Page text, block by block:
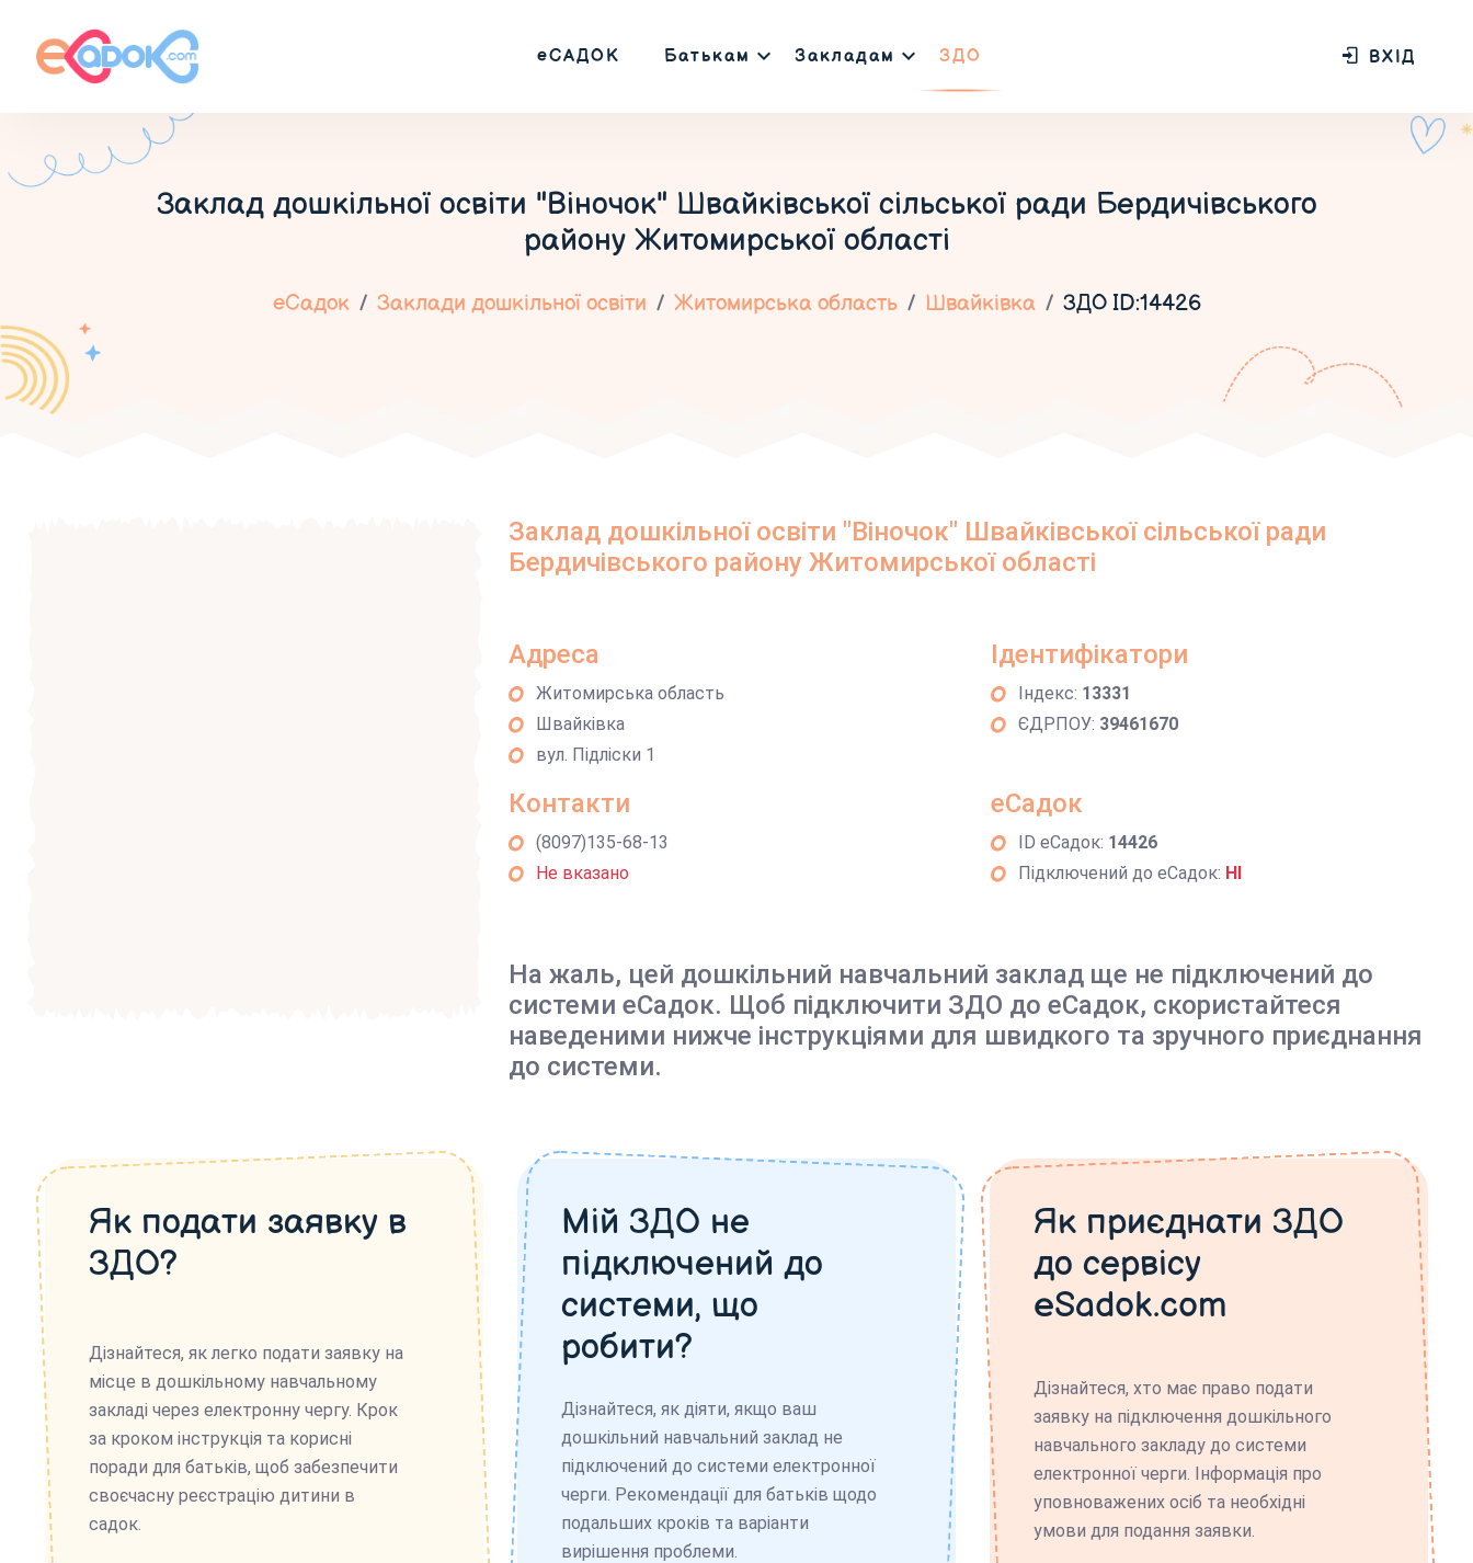
еСАДОК Батькам Закладам ЗДО ВХІД
Заклад дошкільної освіти "Віночок" Швайківської сільської ради Бердичівського
району Житомирської області
еСадок Заклади дошкільної освіти Житомирська область Швайківка ЗДО ID:14426
Заклад дошкільної освіти "Віночок" Швайківської сільської ради
Бердичівського району Житомирської області
Адреса
Житомирська область
Швайківка
вул. Підліски 1
Ідентифікатори
Індекс: 13331
ЄДРПОУ: 39461670
Контакти
(8097)135-68-13
Не вказано
еСадок
ID еСадок: 14426
Підключений до еСадок: НІ
На жаль, цей дошкільний навчальний заклад ще не підключений до
системи еСадок. Щоб підключити ЗДО до еСадок, скористайтеся
наведеними нижче інструкціями для швидкого та зручного приєднання
до системи.
Як подати заявку в
ЗДО?
Дізнайтеся, як легко подати заявку на
місце в дошкільному навчальному
закладі через електронну чергу. Крок
за кроком інструкція та корисні
поради для батьків, щоб забезпечити
своєчасну реєстрацію дитини в
садок.
Мій ЗДО не
підключений до
системи, що
робити?
Дізнайтеся, як діяти, якщо ваш
дошкільний навчальний заклад не
підключений до системи електронної
черги. Рекомендації для батьків щодо
подальших кроків та варіанти
вирішення проблеми.
Як приєднати ЗДО
до сервісу
eSadok.com
Дізнайтеся, хто має право подати
заявку на підключення дошкільного
навчального закладу до системи
електронної черги. Інформація про
уповноважених осіб та необхідні
умови для подання заявки.